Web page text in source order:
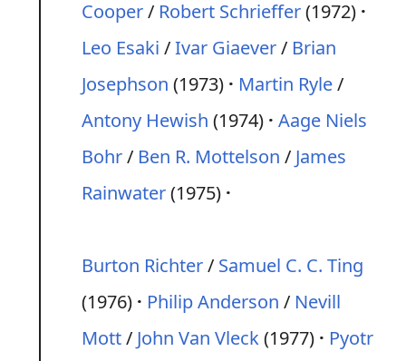
Cooper/ Robert Schrieffer(1972)
Leo Esaki /Ivar Giaever/ Brian
Josephson (1973) Martin Ryle/
Antony Hewish (1974) Aage Niels
Bohr/ Ben R. Mottelson / James
Rainwater(1975)
Burton Richter/ Samuel C. C. Ting
(1976)
Philip Anderson / Nevill
Mott/ John Van Vleck(1977)
Pyotr